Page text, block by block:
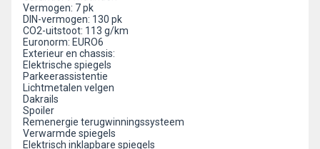
Vermogen: 7 pk
DIN-vermogen: 130 pk
CO2-uitstoot: 113 g/km
Euronorm: EURO6
Exterieur en chassis:
Elektrische spiegels
Parkeerassistentie
Lichtmetalen velgen
Dakrails
Spoiler
Remenergie terugwinningssysteem
Verwarmde spiegels
Elektrisch inklapbare spiegels